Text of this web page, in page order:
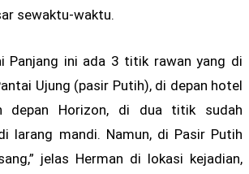
sewaktu-waktu.
Panjang ini ada 3 titik rawan yang di
Ujung (pasir Putih), di depan hotel
depan Horizon, di dua titik sudah
larang mandi. Namun, di Pasir Putih
jelas Herman di lokasi kejadian,